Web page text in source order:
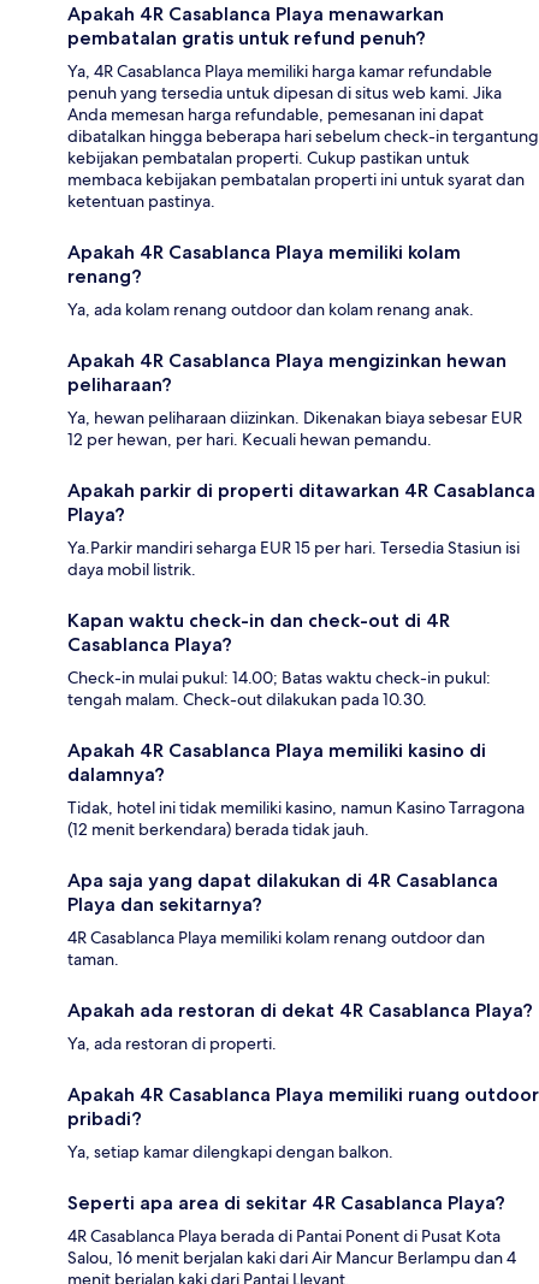
Apakah 4R Casablanca Playa menawarkan
pembatalan gratis untuk refund penuh?
Ya, 4R Casablanca Playa memiliki harga kamar refundable
penuh yang tersedia untuk dipesan di situs web kami. Jika
Anda memesan harga refundable, pemesanan ini dapat
dibatalkan hingga beberapa hari sebelum check-in tergantung
kebijakan pembatalan properti. Cukup pastikan untuk
membaca kebijakan pembatalan properti ini untuk syarat dan
ketentuan pastinya.
Apakah 4R Casablanca Playa memiliki kolam
renang?
Ya, ada kolam renang outdoor dan kolam renang anak.
Apakah 4R Casablanca Playa mengizinkan hewan
peliharaan?
Ya, hewan peliharaan diizinkan. Dikenakan biaya sebesar EUR
12 per hewan, per hari. Kecuali hewan pemandu.
Apakah parkir di properti ditawarkan 4R Casablanca
Playa?
Ya.Parkir mandiri seharga EUR 15 per hari. Tersedia Stasiun isi
daya mobil listrik.
Kapan waktu check-in dan check-out di 4R
Casablanca Playa?
Check-in mulai pukul: 14.00; Batas waktu check-in pukul:
tengah malam. Check-out dilakukan pada 10.30.
Apakah 4R Casablanca Playa memiliki kasino di
dalamnya?
Tidak, hotel ini tidak memiliki kasino, namun Kasino Tarragona
(12 menit berkendara) berada tidak jauh.
Apa saja yang dapat dilakukan di 4R Casablanca
Playa dan sekitarnya?
4R Casablanca Playa memiliki kolam renang outdoor dan
taman.
Apakah ada restoran di dekat 4R Casablanca Playa?
Ya, ada restoran di properti.
Apakah 4R Casablanca Playa memiliki ruang outdoor
pribadi?
Ya, setiap kamar dilengkapi dengan balkon.
Seperti apa area di sekitar 4R Casablanca Playa?
4R Casablanca Playa berada di Pantai Ponent di Pusat Kota
Salou, 16 menit berjalan kaki dari Air Mancur Berlampu dan 4
menit berjalan kaki dari Pantai Llevant.